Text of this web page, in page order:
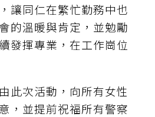
讓同仁在繁忙勤務中也
的溫暖與肯定，並勉勵
發揮專業，在工作崗位
此次活動，向所有女性
，並提前祝福所有警察